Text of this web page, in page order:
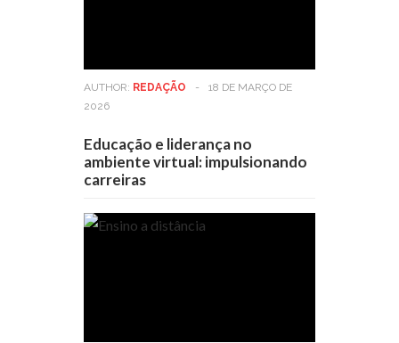
AUTHOR: REDAÇÃO -
18 DE MARÇO DE
2026
Educação e liderança no
ambiente virtual: impulsionando
carreiras